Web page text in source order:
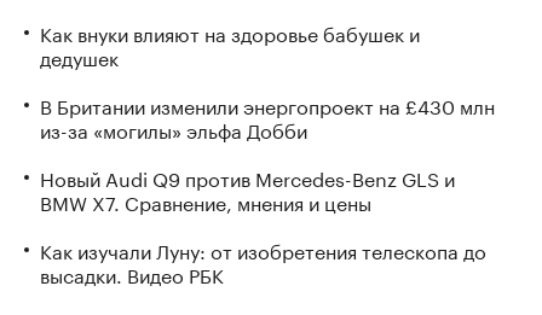
Как внуки влияют на здоровье бабушек и
дедушек
В Британии изменили энергопроект на £430 млн
из-за «могилы» эльфа Добби
Новый Audi Q9 против Mercedes-Benz GLS и
BMW X7. Сравнение, мнения и цены
Как изучали Луну: от изобретения телескопа до
высадки. Видео РБК